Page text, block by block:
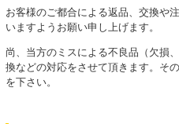
お客様のご都合による返品、交換や
いますようお願い申し上げます。
尚、当方のミスによる不良品（欠損
換などの対応をさせて頂きます。そ
を下さい。